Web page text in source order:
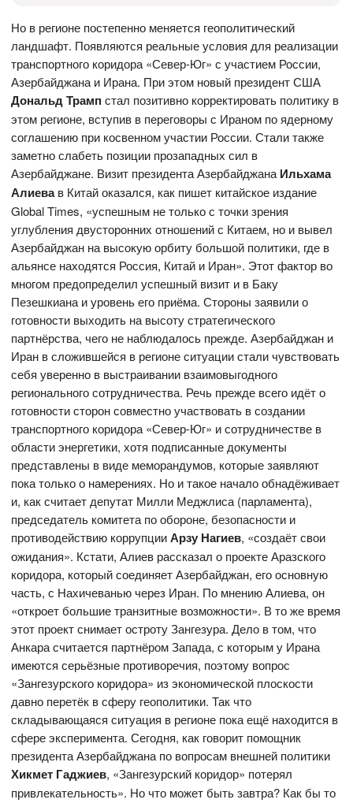
Но в регионе постепенно меняется геополитический
ландшафт. Появляются реальные условия для реализации
транспортного коридора «Север-Юг» с участием России,
Азербайджана и Ирана. При этом новый президент США
Дональд Трамп стал позитивно корректировать политику в
этом регионе, вступив в переговоры с Ираном по ядерному
соглашению при косвенном участии России. Стали также
заметно слабеть позиции прозападных сил в
Азербайджане. Визит президента Азербайджана Ильхама
Алиевав Китай оказался, как пишет китайское издание
Global Times, «успешным не только с точки зрения
углубления двусторонних отношений с Китаем, но и вывел
Азербайджан на высокую орбиту большой политики, где в
альянсе находятся Россия, Китай и Иран». Этот фактор во
многом предопределил успешный визит и в Баку
Пезешкиана и уровень его приёма. Стороны заявили о
готовности выходить на высоту стратегического
партнёрства, чего не наблюдалось прежде. Азербайджан и
Иран в сложившейся в регионе ситуации стали чувствовать
себя уверенно в выстраивании взаимовыгодного
регионального сотрудничества. Речь прежде всего идёт о
готовности сторон совместно участвовать в создании
транспортного коридора «Север-Юг» и сотрудничестве в
области энергетики, хотя подписанные документы
представлены в виде меморандумов, которые заявляют
пока только о намерениях. Но и такое начало обнадёживает
и, как считает депутат Милли Меджлиса (парламента),
председатель комитета по обороне, безопасности и
противодействию коррупцииАрзу Нагиев, «создаёт свои
ожидания». Кстати, Алиев рассказал о проекте Аразского
коридора, который соединяет Азербайджан, его основную
часть, с Нахичеванью через Иран. По мнению Алиева, он
«откроет большие транзитные возможности». В то же время
этот проект снимает остроту Зангезура. Дело в том, что
Анкара считается партнёром Запада, с которым у Ирана
имеются серьёзные противоречия, поэтому вопрос
«Зангезурского коридора» из экономической плоскости
давно перетёк в сферу геополитики. Так что
складывающаяся ситуация в регионе пока ещё находится в
сфере эксперимента. Сегодня, как говорит помощник
президента Азербайджана по вопросам внешней политики
Хикмет Гаджиев, «Зангезурский коридор» потерял
привлекательность». Но что может быть завтра? Как бы то